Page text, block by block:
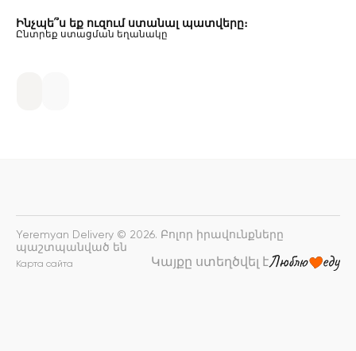
Ինչպե՞ս եք ուզում ստանալ պատվերը։
Ընտրեք ստացման եղանակը
Yeremyan Delivery © 2026. Բոլոր իրավունքները
պաշտպանված են
Карта сайта Կայքը ստեղծվել է